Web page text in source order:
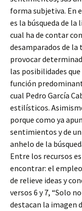
forma subjetiva. En
es la búsqueda de
cual ha de contar
desamparados de la
provocar
las posibilidades
función
cual Pedro García
estilísticos.
porque como ya
sentimientos y de
anhelo de la
Entre los recursos
encontrar: el
de relieve ideas y
versos 6 y 7, “Solo
destacan la imagen